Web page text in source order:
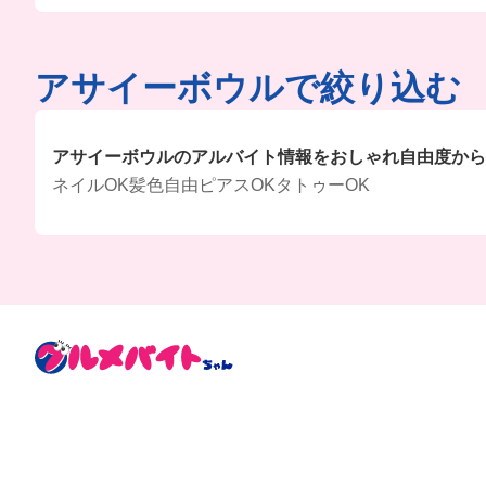
アサイーボウルで絞り込む
アサイーボウルのアルバイト情報をおしゃれ自由度か
ネイルOK髪色自由 ピアスOKタトゥーOK